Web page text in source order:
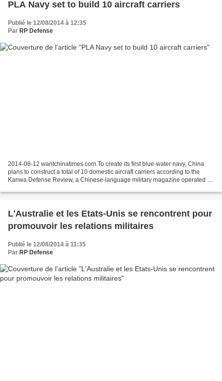
PLA Navy set to build 10 aircraft carriers
Publié le 12/08/2014 à 12:35
Par RP Defense
2014-08-12 wantchinatimes.com To create its first blue-water navy, China
plans to construct a total of 10 domestic aircraft carriers according to the
Kanwa Defense Review, a Chinese-language military magazine operated by
L'Australie et les Etats-Unis se rencontrent pour
promouvoir les relations militaires
Publié le 12/08/2014 à 11:35
Par RP Defense